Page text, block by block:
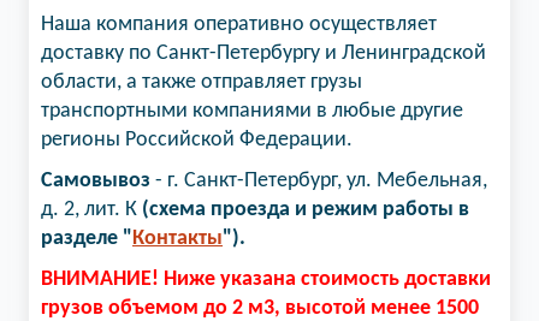
Наша компания оперативно осуществляет
доставку по Санкт-Петербургу и Ленинградской
области, а также отправляет грузы
транспортными компаниями в любые другие
регионы Российской Федерации.
Самовывоз - г. Санкт-Петербург, ул. Мебельная,
д. 2, лит. К (схема проезда и режим работы в
разделе "Контакты").
ВНИМАНИЕ! Ниже указана стоимость доставки
грузов объемом до 2 м3, высотой менее 1500